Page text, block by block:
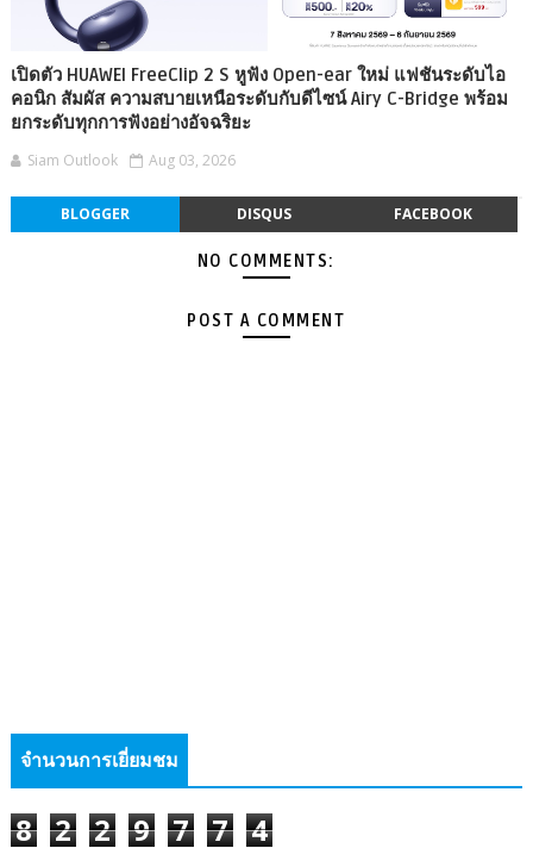
เปิดตัว HUAWEI FreeClip 2 S หูฟัง Open-ear ใหม่ แฟชันระดับไอ
คอนิก สัมผัส ความสบายเหนือระดับกับดีไซน์ Airy C-Bridge พร้อม
ยกระดับทุกการฟังอย่างอัจฉริยะ
Siam Outlook Aug 03, 2026
BLOGGER DISQUS FACEBOOK
NO COMMENTS:
POST A COMMENT
จำนวนการเยี่ยมชม
8 2 2 9 7 7 4